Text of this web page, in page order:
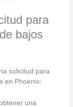
para
bajos
solicitud para
en Phoenix:
una